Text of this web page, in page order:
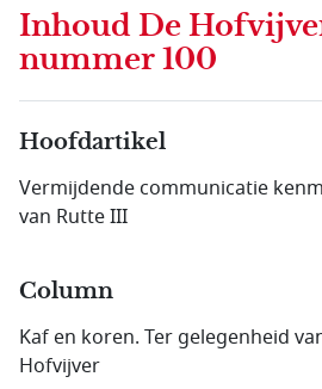
Inhoud De
nummer 100
Hoofdartikel
Vermijdende communicatie
van Rutte III
Column
Kaf en koren. Ter gelegenheid
Hofvijver